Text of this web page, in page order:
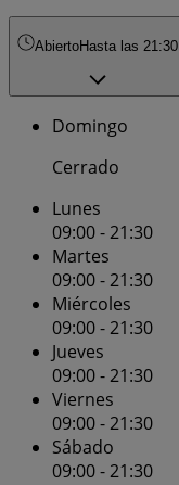
AbiertoHasta las 21:30
Domingo
Cerrado
Lunes
09:00 - 21:30
Martes
09:00 - 21:30
Miércoles
09:00 - 21:30
Jueves
09:00 - 21:30
Viernes
09:00 - 21:30
Sábado
09:00 - 21:30